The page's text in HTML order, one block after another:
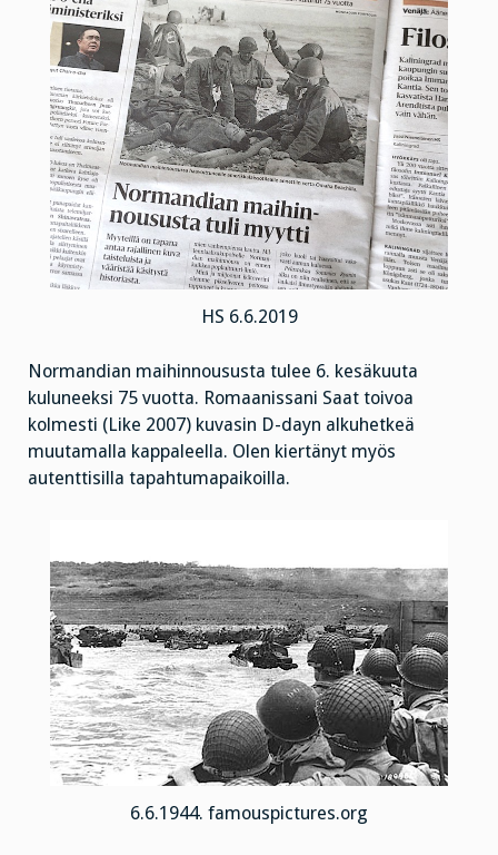
HS 6.6.2019
Normandian maihinnoususta tulee 6. kesäkuuta
kuluneeksi 75 vuotta. Romaanissani Saat toivoa
kolmesti (Like 2007) kuvasin D-dayn alkuhetkeä
muutamalla kappaleella. Olen kiertänyt myös
autenttisilla tapahtumapaikoilla.
6.6.1944. famouspictures.org